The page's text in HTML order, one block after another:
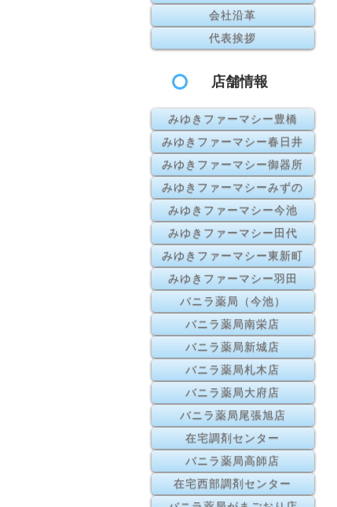
会社沿革
代表挨拶
店舗情報
みゆきファーマシー豊橋
みゆきファーマシー春日井
みゆきファーマシー御器所
みゆきファーマシーみずの
みゆきファーマシー今池
みゆきファーマシー田代
みゆきファーマシー東新町
みゆきファーマシー羽田
バニラ薬局（今池）
バニラ薬局南栄店
バニラ薬局新城店
バニラ薬局札木店
バニラ薬局大府店
バニラ薬局尾張旭店
在宅調剤センター
バニラ薬局高師店
在宅西部調剤センター